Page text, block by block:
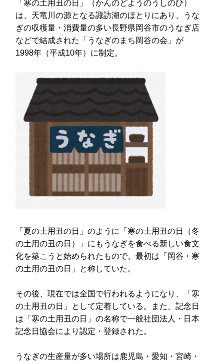
「寒の土用丑の日」（かんのどようのうしのひ）
は、天竜川の源となる諏訪湖のほとりにあり、うな
ぎの収穫量・消費量の多い長野県岡谷市のうなぎ店
などで結成された「うなぎのまち岡谷の会」が
1998年（平成10年）に制定。
「夏の土用丑の日」のように「寒の土用丑の日（冬
の土用の丑の日）」にもうなぎを食べる新しい食文
化を築こうと始められたもので、最初は「岡谷・寒
の土用の丑の日」と称していた。
その後、現在では全国で行われるようになり、「寒
の土用丑の日」として定着している。また、記念日
は「寒の土用丑の日」の名称で一般社団法人・日本
記念日協会により認定・登録された。
うなぎの生産量が多い場所は鹿児島・愛知・宮崎・